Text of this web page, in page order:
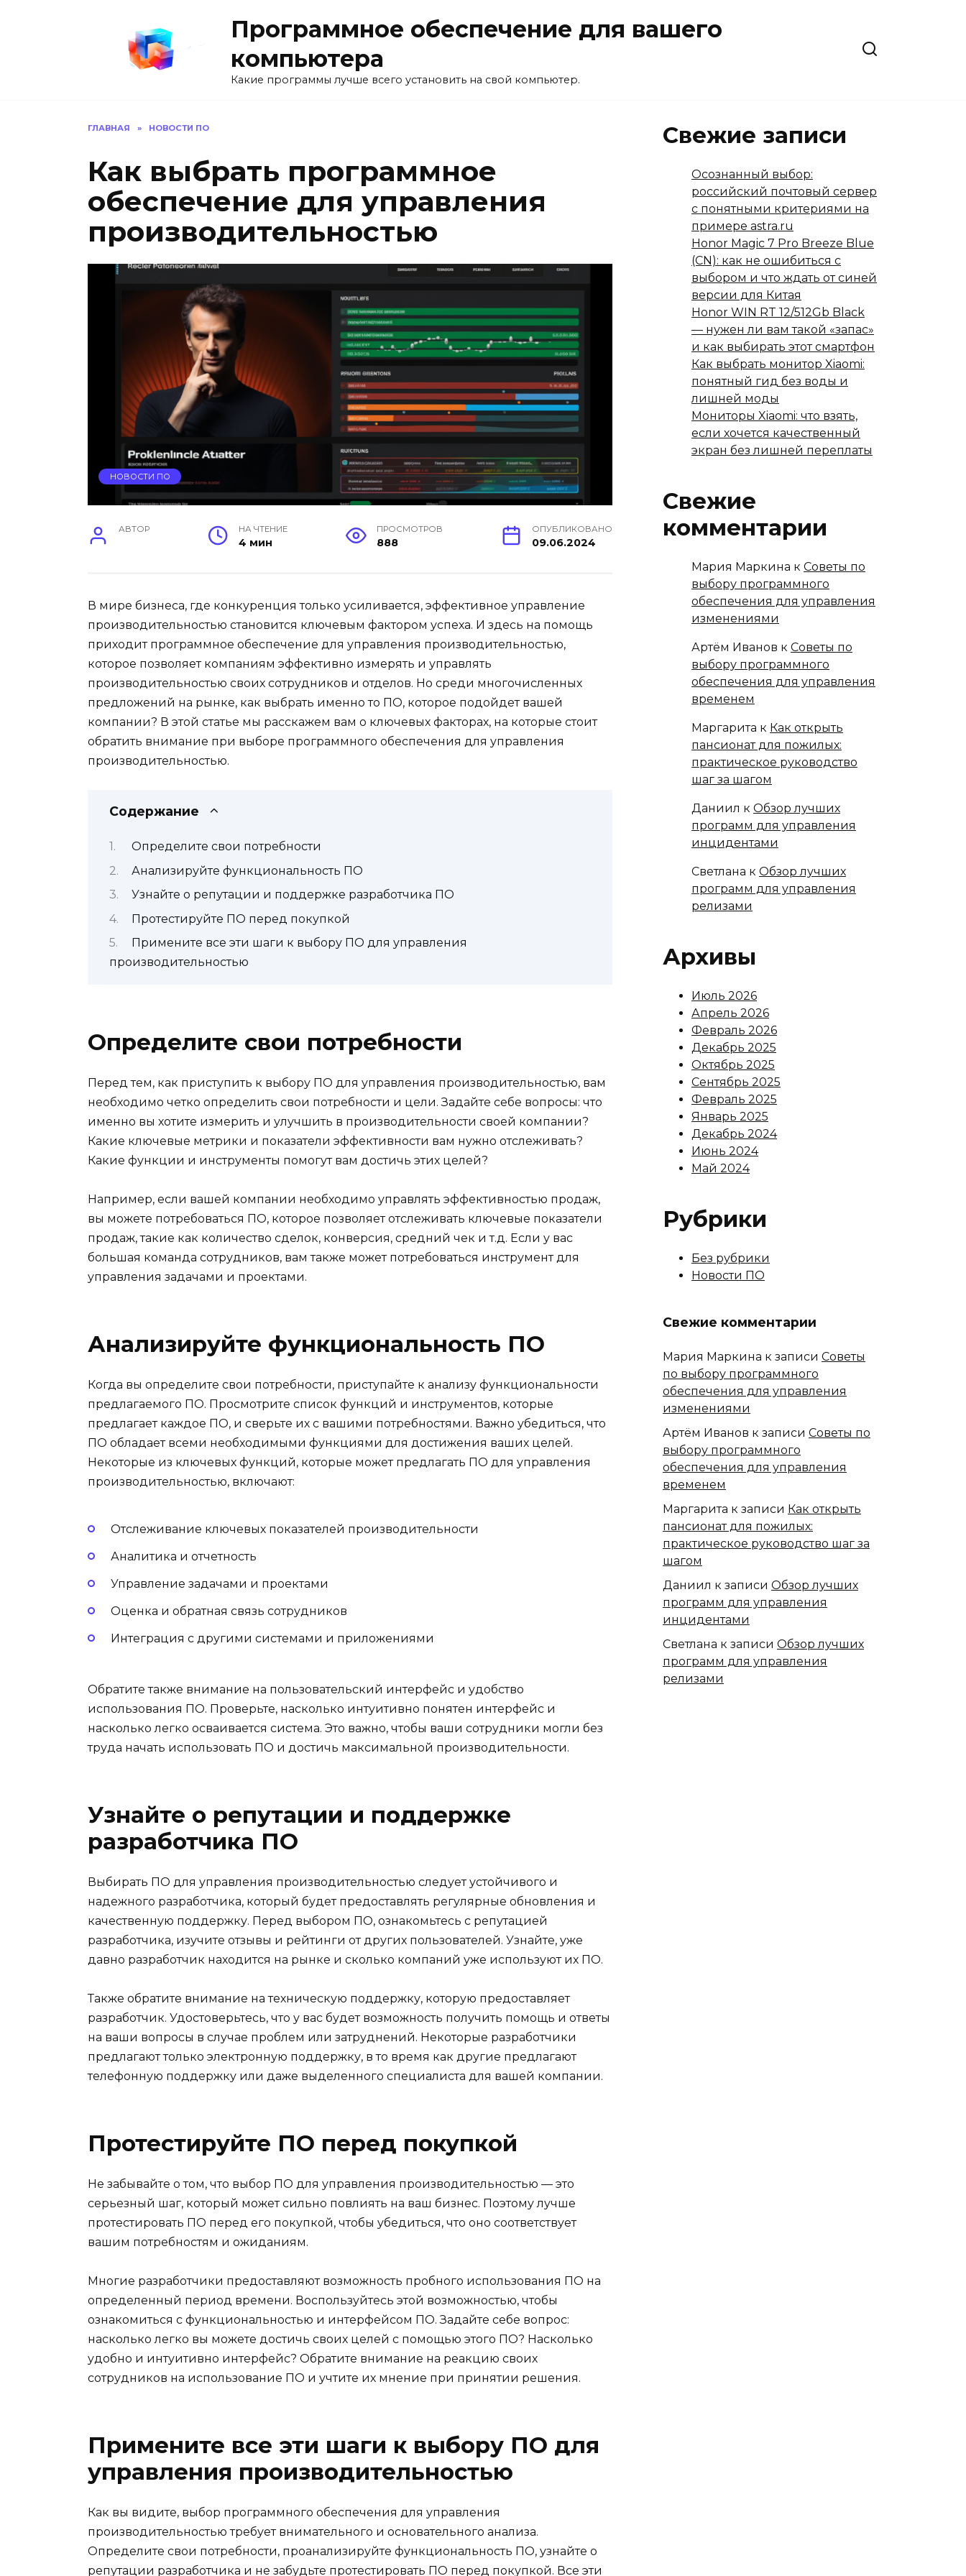
Программное обеспечение для вашего
компьютера
Какие программы лучше всего установить на свой компьютер.
ГЛАВНАЯ » НОВОСТИ ПО
Как выбрать программное
обеспечение для управления
производительностью
НОВОСТИ ПО
АВТОР НА ЧТЕНИЕ
4 мин
ПРОСМОТРОВ
888
ОПУБЛИКОВАНО
09.06.2024
В мире бизнеса, где конкуренция только усиливается, эффективное управление
производительностью становится ключевым фактором успеха. И здесь на помощь
приходит программное обеспечение для управления производительностью,
которое позволяет компаниям эффективно измерять и управлять
производительностью своих сотрудников и отделов. Но среди многочисленных
предложений на рынке, как выбрать именно то ПО, которое подойдет вашей
компании? В этой статье мы расскажем вам о ключевых факторах, на которые стоит
обратить внимание при выборе программного обеспечения для управления
производительностью.
Содержание
Определите свои потребности
Анализируйте функциональность ПО
Узнайте о репутации и поддержке разработчика ПО
Протестируйте ПО перед покупкой
Примените все эти шаги к выбору ПО для управления
производительностью
Определите свои потребности
Перед тем, как приступить к выбору ПО для управления производительностью, вам
необходимо четко определить свои потребности и цели. Задайте себе вопросы: что
именно вы хотите измерить и улучшить в производительности своей компании?
Какие ключевые метрики и показатели эффективности вам нужно отслеживать?
Какие функции и инструменты помогут вам достичь этих целей?
Например, если вашей компании необходимо управлять эффективностью продаж,
вы можете потребоваться ПО, которое позволяет отслеживать ключевые показатели
продаж, такие как количество сделок, конверсия, средний чек и т.д. Если у вас
большая команда сотрудников, вам также может потребоваться инструмент для
управления задачами и проектами.
Анализируйте функциональность ПО
Когда вы определите свои потребности, приступайте к анализу функциональности
предлагаемого ПО. Просмотрите список функций и инструментов, которые
предлагает каждое ПО, и сверьте их с вашими потребностями. Важно убедиться, что
ПО обладает всеми необходимыми функциями для достижения ваших целей.
Некоторые из ключевых функций, которые может предлагать ПО для управления
производительностью, включают:
Отслеживание ключевых показателей производительности
Аналитика и отчетность
Управление задачами и проектами
Оценка и обратная связь сотрудников
Интеграция с другими системами и приложениями
Обратите также внимание на пользовательский интерфейс и удобство
использования ПО. Проверьте, насколько интуитивно понятен интерфейс и
насколько легко осваивается система. Это важно, чтобы ваши сотрудники могли без
труда начать использовать ПО и достичь максимальной производительности.
Узнайте о репутации и поддержке
разработчика ПО
Выбирать ПО для управления производительностью следует устойчивого и
надежного разработчика, который будет предоставлять регулярные обновления и
качественную поддержку. Перед выбором ПО, ознакомьтесь с репутацией
разработчика, изучите отзывы и рейтинги от других пользователей. Узнайте, уже
давно разработчик находится на рынке и сколько компаний уже используют их ПО.
Также обратите внимание на техническую поддержку, которую предоставляет
разработчик. Удостоверьтесь, что у вас будет возможность получить помощь и ответы
на ваши вопросы в случае проблем или затруднений. Некоторые разработчики
предлагают только электронную поддержку, в то время как другие предлагают
телефонную поддержку или даже выделенного специалиста для вашей компании.
Протестируйте ПО перед покупкой
Не забывайте о том, что выбор ПО для управления производительностью — это
серьезный шаг, который может сильно повлиять на ваш бизнес. Поэтому лучше
протестировать ПО перед его покупкой, чтобы убедиться, что оно соответствует
вашим потребностям и ожиданиям.
Многие разработчики предоставляют возможность пробного использования ПО на
определенный период времени. Воспользуйтесь этой возможностью, чтобы
ознакомиться с функциональностью и интерфейсом ПО. Задайте себе вопрос:
насколько легко вы можете достичь своих целей с помощью этого ПО? Насколько
удобно и интуитивно интерфейс? Обратите внимание на реакцию своих
сотрудников на использование ПО и учтите их мнение при принятии решения.
Примените все эти шаги к выбору ПО для
управления производительностью
Как вы видите, выбор программного обеспечения для управления
производительностью требует внимательного и основательного анализа.
Определите свои потребности, проанализируйте функциональность ПО, узнайте о
репутации разработчика и не забудьте протестировать ПО перед покупкой. Все эти
Свежие записи
Осознанный выбор:
российский почтовый сервер
с понятными критериями на
примере astra.ru
Honor Magic 7 Pro Breeze Blue
(CN): как не ошибиться с
выбором и что ждать от синей
версии для Китая
Honor WIN RT 12/512Gb Black
— нужен ли вам такой «запас»
и как выбирать этот смартфон
Как выбрать монитор Xiaomi:
понятный гид без воды и
лишней моды
Мониторы Xiaomi: что взять,
если хочется качественный
экран без лишней переплаты
Свежие
комментарии
Мария Маркина к Советы по
выбору программного
обеспечения для управления
изменениями
Артём Иванов к Советы по
выбору программного
обеспечения для управления
временем
Маргарита к Как открыть
пансионат для пожилых:
практическое руководство
шаг за шагом
Даниил к Обзор лучших
программ для управления
инцидентами
Светлана к Обзор лучших
программ для управления
релизами
Архивы
Июль 2026
Апрель 2026
Февраль 2026
Декабрь 2025
Октябрь 2025
Сентябрь 2025
Февраль 2025
Январь 2025
Декабрь 2024
Июнь 2024
Май 2024
Рубрики
Без рубрики
Новости ПО
Свежие комментарии
Мария Маркина к записи Советы
по выбору программного
обеспечения для управления
изменениями
Артём Иванов к записи Советы по
выбору программного
обеспечения для управления
временем
Маргарита к записи Как открыть
пансионат для пожилых:
практическое руководство шаг за
шагом
Даниил к записи Обзор лучших
программ для управления
инцидентами
Светлана к записи Обзор лучших
программ для управления
релизами